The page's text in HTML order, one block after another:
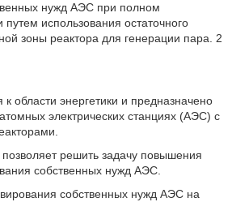
нужд АЭС при полном
путем использования остаточного
зоны реактора для генерации пара. 2
к области энергетики и предназначено
электрических станциях (АЭС) с
решить задачу повышения
собственных нужд АЭС.
собственных нужд АЭС на